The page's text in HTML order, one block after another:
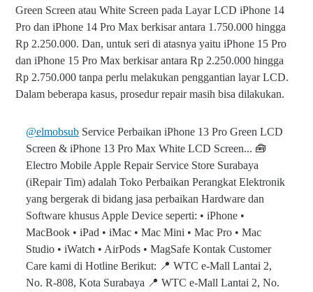
Green Screen atau White Screen pada Layar LCD iPhone 14
Pro dan iPhone 14 Pro Max berkisar antara 1.750.000 hingga
Rp 2.250.000. Dan, untuk seri di atasnya yaitu iPhone 15 Pro
dan iPhone 15 Pro Max berkisar antara Rp 2.250.000 hingga
Rp 2.750.000 tanpa perlu melakukan penggantian layar LCD.
Dalam beberapa kasus, prosedur repair masih bisa dilakukan.
@elmobsub Service Perbaikan iPhone 13 Pro Green LCD
Screen & iPhone 13 Pro Max White LCD Screen... 🧰
Electro Mobile Apple Repair Service Store Surabaya
(iRepair Tim) adalah Toko Perbaikan Perangkat Elektronik
yang bergerak di bidang jasa perbaikan Hardware dan
Software khusus Apple Device seperti: • iPhone •
MacBook • iPad • iMac • ⁠Mac Mini • ⁠Mac Pro • ⁠Mac
Studio • iWatch • AirPods • MagSafe Kontak Customer
Care kami di Hotline Berikut: 📍 WTC e-Mall Lantai 2,
No. R-808, Kota Surabaya 📍 WTC e-Mall Lantai 2, No.